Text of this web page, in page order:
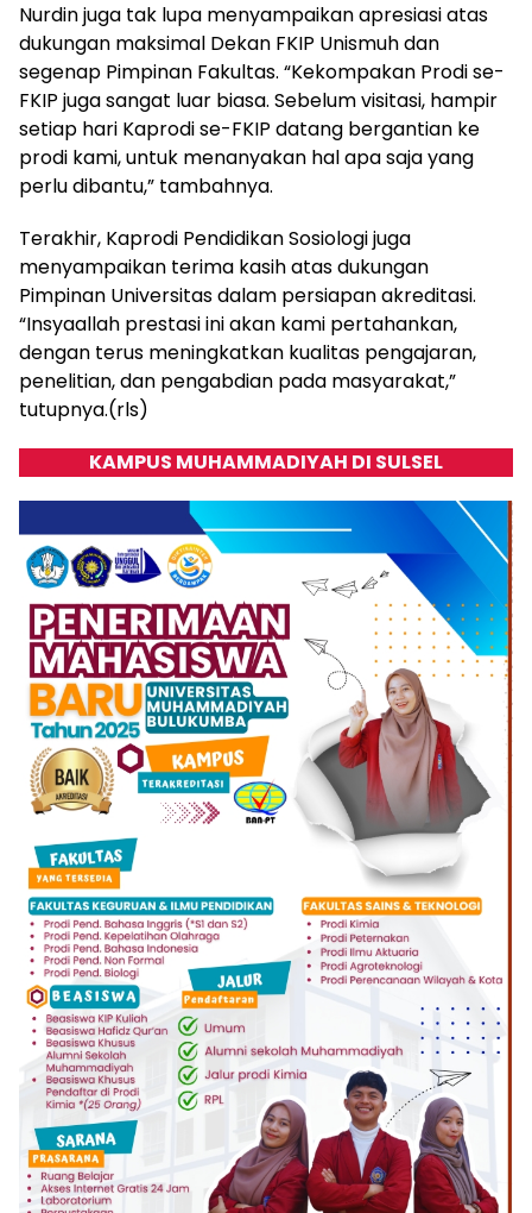
Nurdin juga tak lupa menyampaikan apresiasi atas
dukungan maksimal Dekan FKIP Unismuh dan
segenap Pimpinan Fakultas. “Kekompakan Prodi se-
FKIP juga sangat luar biasa. Sebelum visitasi, hampir
setiap hari Kaprodi se-FKIP datang bergantian ke
prodi kami, untuk menanyakan hal apa saja yang
perlu dibantu,” tambahnya.
Terakhir, Kaprodi Pendidikan Sosiologi juga
menyampaikan terima kasih atas dukungan
Pimpinan Universitas dalam persiapan akreditasi.
“Insyaallah prestasi ini akan kami pertahankan,
dengan terus meningkatkan kualitas pengajaran,
penelitian, dan pengabdian pada masyarakat,”
tutupnya.(rls)
KAMPUS MUHAMMADIYAH DI SULSEL